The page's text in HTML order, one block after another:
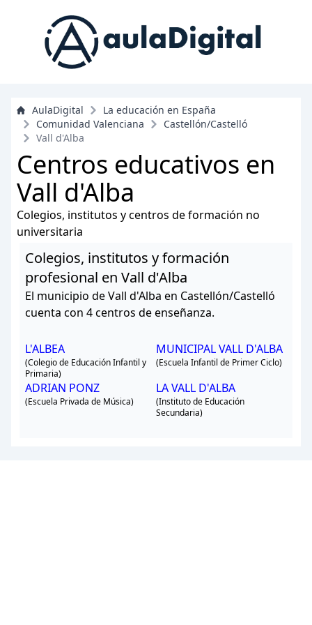
AulaDigital
La educación en España
Comunidad Valenciana
Castellón/Castelló
Vall d'Alba
Centros educativos en
Vall d'Alba
Colegios, institutos y centros de formación no
universitaria
Colegios, institutos y formación
profesional en Vall d'Alba
El municipio de Vall d'Alba en Castellón/Castelló
cuenta con 4 centros de enseñanza.
L'ALBEA
(Colegio de Educación Infantil y
Primaria)
MUNICIPAL VALL D'ALBA
(Escuela Infantil de Primer Ciclo)
ADRIAN PONZ
(Escuela Privada de Música)
LA VALL D'ALBA
(Instituto de Educación
Secundaria)